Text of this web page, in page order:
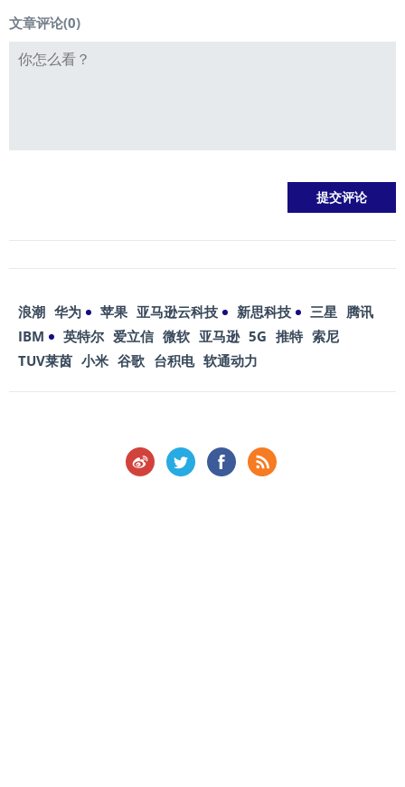
文章评论(0)
浪潮 华为 苹果 亚马逊云科技 新思科技 三星 腾讯
IBM
英特尔 爱立信 微软 亚马逊 5G 推特 索尼
TUV莱茵 小米 谷歌 台积电 软通动力